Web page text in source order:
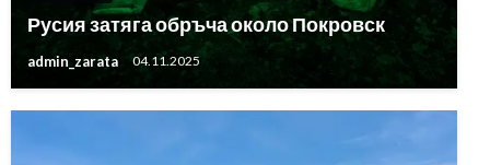
Русия затяга обръча около Покровск
admin_zarata 04.11.2025